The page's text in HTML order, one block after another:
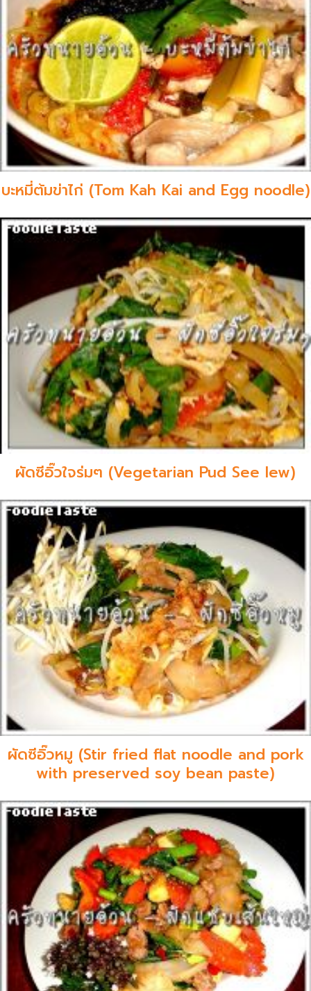
บะหมี่ต้มข่าไก่ (Tom Kah Kai and Egg noodle)
ผัดซีอิ๊วใจร่มๆ (Vegetarian Pud See Iew)
ผัดซีอิ๊วหมู (Stir fried flat noodle and pork
with preserved soy bean paste)